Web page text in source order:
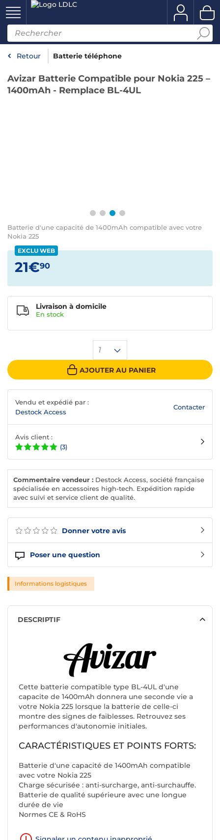
Retour Batterie téléphone
Avizar Batterie Compatible pour Nokia 225 –
1400mAh - Remplace BL-4UL
Batterie d'une capacité de 1400mAh compatible avec votre
Nokia 225
Donner votre avis
Poser une question
EXCLU WEB
21€90
1
AJOUTER AU PANIER
Livraison à domicile
En stock
Vendu et expédié par :
Destock Access
Contacter
Avis client :
(3)
Commentaire vendeur : Destock Access, société française
spécialisée en accessoires high-tech. Expédition rapide
avec suivi et service client de qualité.
Informations logistiques
DESCRIPTIF
Cette batterie compatible type BL-4UL d'une
capacite de 1400mAh donnera une seconde vie a
votre Nokia 225 lorsque la batterie de celle-ci
montre des signes de faiblesses. Retrouvez ses
performances d'autonomie initiales.
CARACTÉRISTIQUES ET POINTS FORTS:
Batterie d'une capacité de 1400mAh compatible
avec votre Nokia 225
Charge sécurisée : anti-surcharge, anti-surchauffe.
Batterie de qualité supérieure avec une longue
durée de vie
Normes CE & RoHS